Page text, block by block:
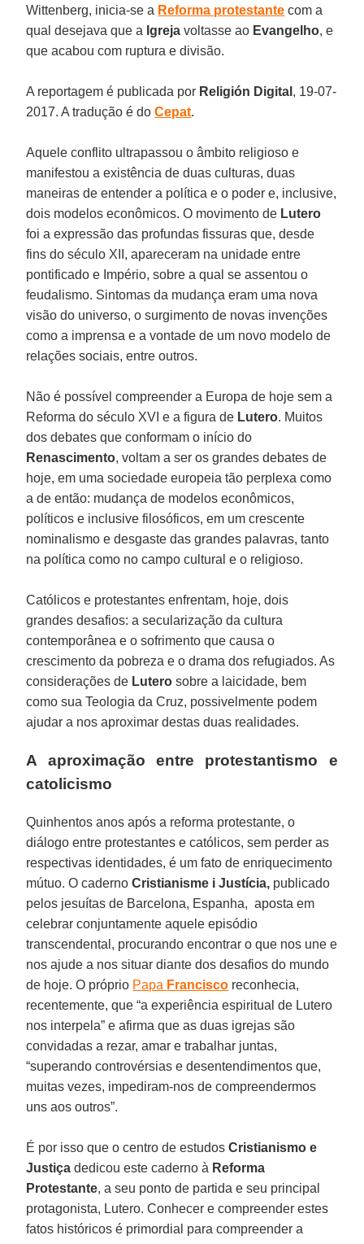
Wittenberg, inicia-se a Reforma protestante com a
qual desejava que a Igreja voltasse ao Evangelho, e
que acabou com ruptura e divisão.
A reportagem é publicada por Religión Digital , 19-07-
2017. A tradução é doCepat.
Aquele conflito ultrapassou o âmbito religioso e
manifestou a existência de duas culturas, duas
maneiras de entender a política e o poder e, inclusive,
dois modelos econômicos. O movimento de Lutero
foi a expressão das profundas fissuras que, desde
fins do século XII, apareceram na unidade entre
pontificado e Império, sobre a qual se assentou o
feudalismo. Sintomas da mudança eram uma nova
visão do universo, o surgimento de novas invenções
como a imprensa e a vontade de um novo modelo de
relações sociais, entre outros.
Não é possível compreender a Europa de hoje sem a
Reforma do século XVI e a figura de Lutero. Muitos
dos debates que conformam o início do
Renascimento, voltam a ser os grandes debates de
hoje, em uma sociedade europeia tão perplexa como
a de então: mudança de modelos econômicos,
políticos e inclusive filosóficos, em um crescente
nominalismo e desgaste das grandes palavras, tanto
na política como no campo cultural e o religioso.
Católicos e protestantes enfrentam, hoje, dois
grandes desafios: a secularização da cultura
contemporânea e o sofrimento que causa o
crescimento da pobreza e o drama dos refugiados. As
considerações de Lutero sobre a laicidade, bem
como sua Teologia da Cruz, possivelmente podem
ajudar a nos aproximar destas duas realidades.
A aproximação entre protestantismo e
catolicismo
Quinhentos anos após a reforma protestante, o
diálogo entre protestantes e católicos, sem perder as
respectivas identidades, é um fato de enriquecimento
mútuo. O cadernoCristianisme i Justícia, publicado
pelos jesuítas de Barcelona, Espanha, aposta em
celebrar conjuntamente aquele episódio
transcendental, procurando encontrar o que nos une e
nos ajude a nos situar diante dos desafios do mundo
de hoje. O próprio Papa Francisco reconhecia,
recentemente, que “a experiência espiritual de Lutero
nos interpela” e afirma que as duas igrejas são
convidadas a rezar, amar e trabalhar juntas,
“superando controvérsias e desentendimentos que,
muitas vezes, impediram-nos de compreendermos
uns aos outros”.
É por isso que o centro de estudosCristianismo e
Justiça dedicou este caderno à Reforma
Protestante, a seu ponto de partida e seu principal
protagonista, Lutero. Conhecer e compreender estes
fatos históricos é primordial para compreender a